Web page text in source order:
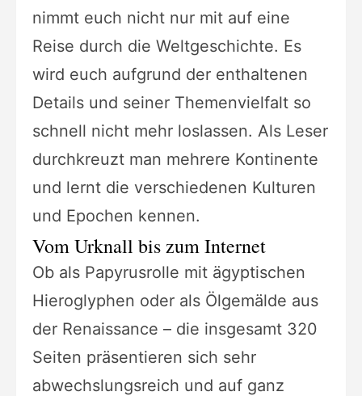
nimmt euch nicht nur mit auf eine
Reise durch die Weltgeschichte. Es
wird euch aufgrund der enthaltenen
Details und seiner Themenvielfalt so
schnell nicht mehr loslassen. Als Leser
durchkreuzt man mehrere Kontinente
und lernt die verschiedenen Kulturen
und Epochen kennen.
Vom Urknall bis zum Internet
Ob als Papyrusrolle mit ägyptischen
Hieroglyphen oder als Ölgemälde aus
der Renaissance – die insgesamt 320
Seiten präsentieren sich sehr
abwechslungsreich und auf ganz